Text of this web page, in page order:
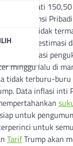
mendekati
Konsumsi
– yang tidak
dengan estimasi
minggu lalu di
tidak terburu-
Data inflasi inti
untuk
untuk
TarifTrump akan